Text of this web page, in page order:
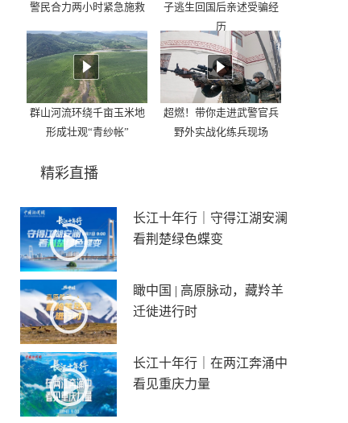
警民合力两小时紧急施救
子逃生回国后亲述受骗经
历
群山河流环绕千亩玉米地
形成壮观“青纱帐”
超燃！带你走进武警官兵
野外实战化练兵现场
精彩直播
长江十年行｜守得江湖安澜
看荆楚绿色蝶变
瞰中国 | 高原脉动，藏羚羊
迁徙进行时
长江十年行｜在两江奔涌中
看见重庆力量